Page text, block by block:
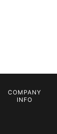
COMPANY
INFO